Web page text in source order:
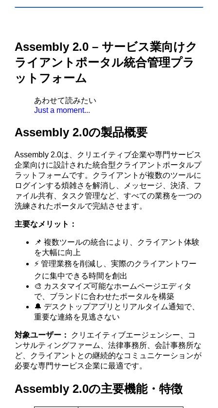
Assembly 2.0 – サービス業向けク
ライアントポータル統合管理プラ
ットフォーム
あわせて読みたい
Just a moment...
Assembly 2.0の製品概要
Assembly 2.0は、クリエイティブ企業や専門サービス
企業向けに設計された統合型クライアントポータルプ
ラットフォームです。クライアントが複数のツールに
ログインする煩雑さを解消し、メッセージ、決済、フ
ァイル共有、タスク管理など、すべての業務を一つの
洗練されたポータルで完結させます。
主要なメリット：
📌 複数ツールの統合により、クライアント体験
を大幅に向上
⚡ 管理業務を削減し、実際のクライアントワー
クに集中できる時間を創出
🎨 カスタマイズ可能なホームページエディタ
で、ブランドに合わせたポータルを構築
🔔 デスクトップアプリとリアルタイム通知で、
重要な連絡を見逃さない
対象ユーザー：
クリエイティブエージェンシー、コ
ンサルティングファーム、法律事務所、会計事務所な
ど、クライアントとの継続的なコミュニケーションが
必要な専門サービス企業に最適です。
Assembly 2.0の主要機能・特徴